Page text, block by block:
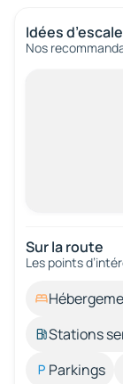
Idées
Nos
Sur la route
Les points
Stations
Parkings